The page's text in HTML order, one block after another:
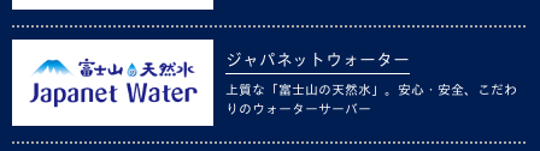
ジャパネットウォーター
上質な「富士山の天然水」。安心・安全、こだわ
りのウォーターサーバー